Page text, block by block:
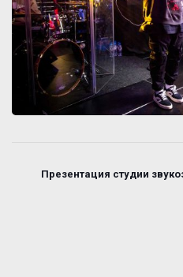
Презентация студии